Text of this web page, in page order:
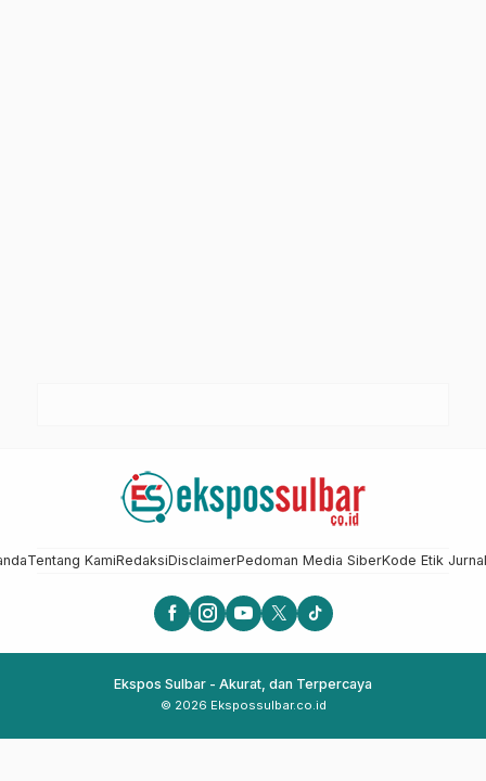
Tentang KamiRedaksiDisclaimerPedoman Media SiberKode Etik
Ekspos Sulbar - Akurat, dan Terpercaya
© 2026 Ekspossulbar.co.id